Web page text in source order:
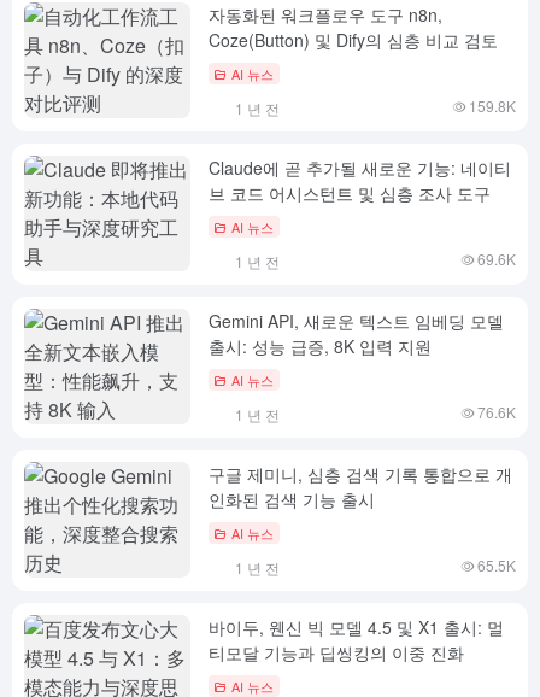
자동화된 워크플로우 도구 n8n,
Coze(Button) 및 Dify의 심층 비교 검토
AI 뉴스
1 년 전 159.8K
Claude에 곧 추가될 새로운 기능: 네이티
브 코드 어시스턴트 및 심층 조사 도구
AI 뉴스
1 년 전 69.6K
Gemini API, 새로운 텍스트 임베딩 모델
출시: 성능 급증, 8K 입력 지원
AI 뉴스
1 년 전 76.6K
구글 제미니, 심층 검색 기록 통합으로 개
인화된 검색 기능 출시
AI 뉴스
1 년 전 65.5K
바이두, 웬신 빅 모델 4.5 및 X1 출시: 멀
티모달 기능과 딥씽킹의 이중 진화
AI 뉴스